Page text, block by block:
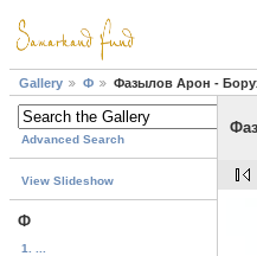
Gallery Ф Фазылов Арон -
Advanced Search
View Slideshow
Ф
1. ...